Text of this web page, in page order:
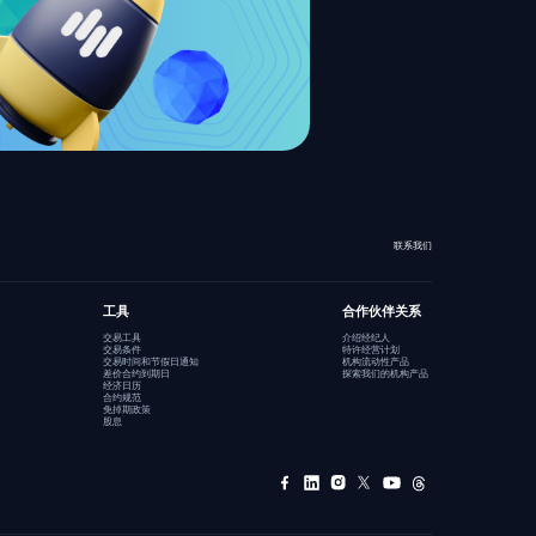
联系我们
工具
交易工具
交易条件
交易时间和节假日通知
差价合约到期日
经济日历
合约规范
免掉期政策
股息
合作伙伴关系
介绍经纪人
特许经营计划
机构流动性产品
探索我们的机构产品